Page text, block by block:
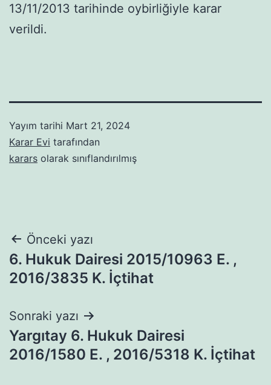
13/11/2013 tarihinde oybirliğiyle karar
verildi.
Yayım tarihi Mart 21, 2024
Karar Evi tarafından
karars olarak sınıflandırılmış
Yazı
gezinmesi
Önceki yazı
6. Hukuk Dairesi 2015/10963 E. ,
2016/3835 K. İçtihat
Sonraki yazı
Yargıtay 6. Hukuk Dairesi
2016/1580 E. , 2016/5318 K. İçtihat